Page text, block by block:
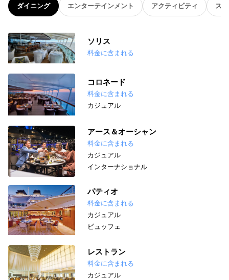
ダイニング エンターテインメント アクティビティ ス
ソリス
料金に含まれる
コロネード
料金に含まれる
カジュアル
アース＆オーシャン
料金に含まれる
カジュアル
インターナショナル
パティオ
料金に含まれる
カジュアル
ビュッフェ
レストラン
料金に含まれる
カジュアル